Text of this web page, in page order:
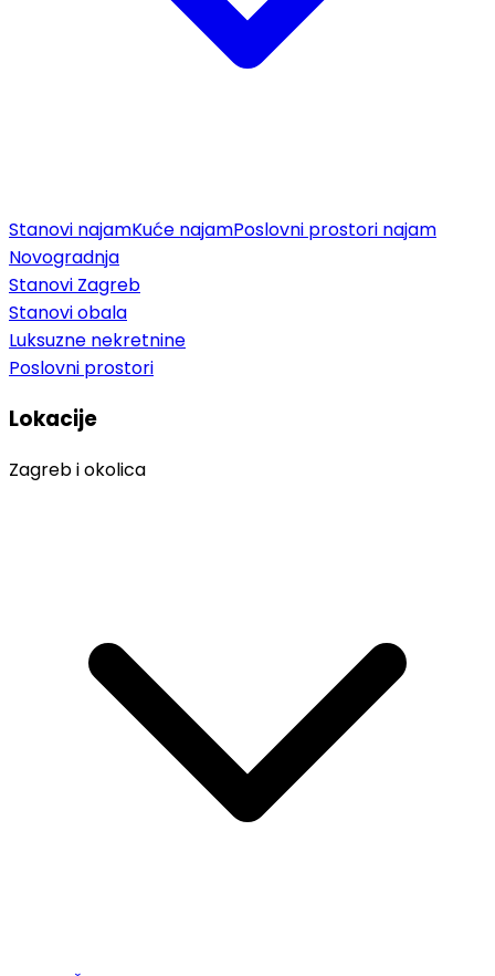
Stanovi najamKuće najamPoslovni prostori najam
Novogradnja
Stanovi Zagreb
Stanovi obala
Luksuzne nekretnine
Poslovni prostori
Lokacije
Zagreb i okolica